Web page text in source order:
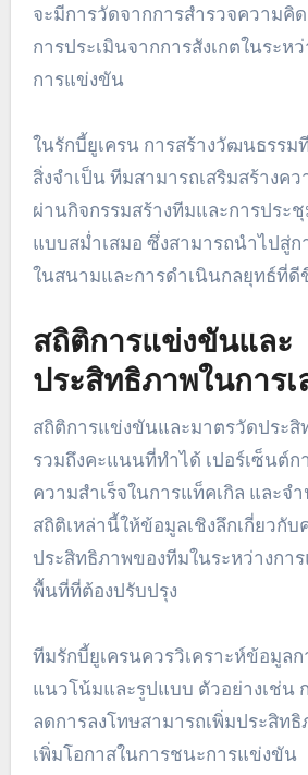
จะมีการวัดจากการสำรวจความคิ
การประเมินจากการสังเกตในระห
การแข่งขัน
ในรักบี้ยูเครน การสร้างวัฒนธรรม
สิ่งจำเป็น ทีมสามารถเสริมสร้างค
ผ่านกิจกรรมสร้างทีมและการประ
แบบสม่ำเสมอ ซึ่งสามารถนำไปสู่
ในสนามและการดำเนินกลยุทธ์ที่ดี
สถิติการแข่งขันและ
ประสิทธิภาพในการเ
สถิติการแข่งขันและมาตรวัดประสิ
รวมถึงคะแนนที่ทำได้ เปอร์เซ็นต์ก
ความสำเร็จในการแท็คเกิล และจ
สถิติเหล่านี้ให้ข้อมูลเชิงลึกเกี่ยวกับ
ประสิทธิภาพของทีมในระหว่างกา
พื้นที่ที่ต้องปรับปรุง
ทีมรักบี้ยูเครนควรวิเคราะห์ข้อมูล
แนวโน้มและรูปแบบ ตัวอย่างเช่น
ลดการลงโทษสามารถเพิ่มประสิท
เพิ่มโอกาสในการชนะการแข่งขัน